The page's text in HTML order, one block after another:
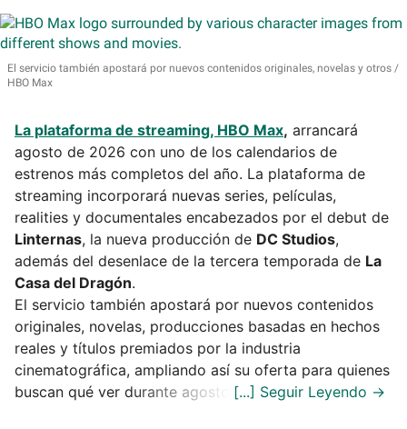
El servicio también apostará por nuevos contenidos originales, novelas y otros
HBO Max
La plataforma de streaming, HBO Max, arrancará
agosto de 2026 con uno de los calendarios de
estrenos más completos del año. La plataforma de
streaming incorporará nuevas series, películas,
realities y documentales encabezados por el debut de
Linternas, la nueva producción de DC Studios,
además del desenlace de la tercera temporada de La
Casa del Dragón.
El servicio también apostará por nuevos contenidos
originales, novelas, producciones basadas en hechos
reales y títulos premiados por la industria
cinematográfica, ampliando así su oferta para quienes
buscan qué ver durante agosto.